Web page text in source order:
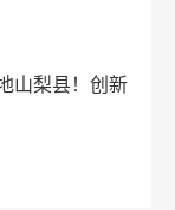
山梨县！创新